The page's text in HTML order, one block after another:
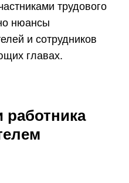
трудового
нюансы
и сотрудников
главах.
работника